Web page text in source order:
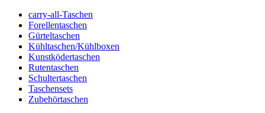
carry-all-Taschen
Forellentaschen
Gürteltaschen
Kühltaschen/Kühlboxen
Kunstködertaschen
Rutentaschen
Schultertaschen
Taschensets
Zubehörtaschen